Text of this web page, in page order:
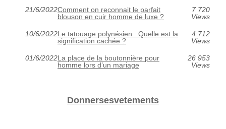
21/6/2022Comment on reconnait le parfait
blouson en cuir homme de luxe ?
7 720
Views
10/6/2022Le tatouage polynésien : Quelle est la
signification cachée ?
4 712
Views
01/6/2022La place de la boutonnière pour
homme lors d’un mariage
26 953
Views
Donnersesvetements